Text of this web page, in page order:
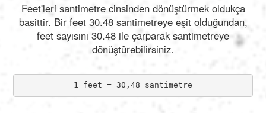
Feet'leri santimetre cinsinden dönüştürmek oldukça
basittir. Bir feet 30.48 santimetreye eşit olduğundan,
feet sayısını 30.48 ile çarparak santimetreye
dönüştürebilirsiniz.
1 feet = 30,48 santimetre